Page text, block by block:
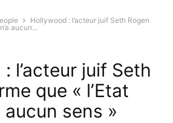
Hollywood : l’acteur juif Seth Rogen
aucun...
l’acteur juif Seth
que « l’Etat
aucun sens »